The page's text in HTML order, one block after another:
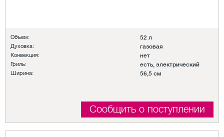
Объем: 52 л
Духовка: газовая
Конвекция: нет
Гриль: есть, электрический
Ширина: 56,5 см
Сообщить о поступлении